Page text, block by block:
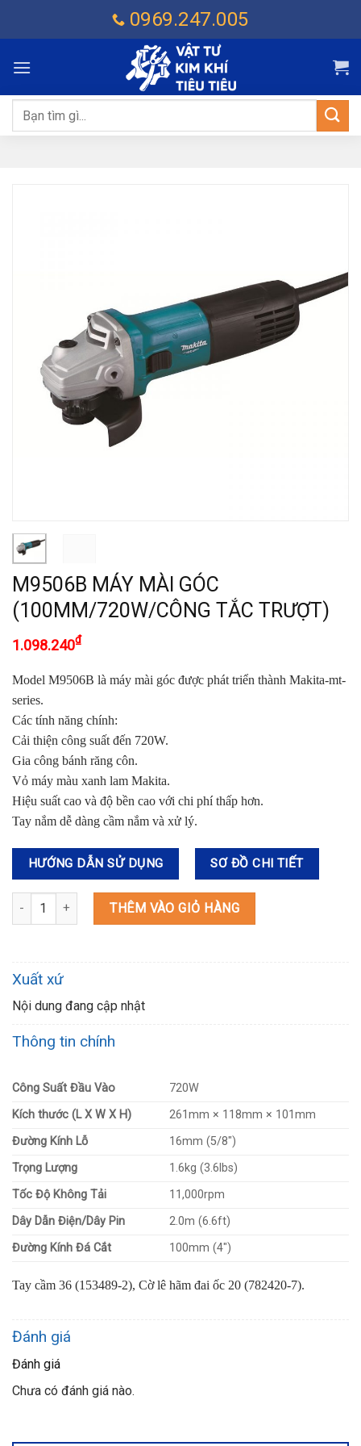
dung
0969.247.005
Tìm
kiếm:
M9506B MÁY MÀI GÓC
(100MM/720W/CÔNG TẮC TRƯỢT)
1.098.240₫
Model M9506B là máy mài góc được phát triển thành Makita-mt-
series.
Các tính năng chính:
Cải thiện công suất đến 720W.
Gia công bánh răng côn.
Vỏ máy màu xanh lam Makita.
Hiệu suất cao và độ bền cao với chi phí thấp hơn.
Tay nắm dễ dàng cầm nắm và xử lý.
HƯỚNG DẪN SỬ DỤNG SƠ ĐỒ CHI TIẾT
M9506B MÁY MÀI GÓC (100MM/720W/CÔNG TẮC TRƯỢT) số
THÊM VÀO GIỎ HÀNG
Xuất xứ
Nội dung đang cập nhật
Thông tin chính
Công Suất Đầu Vào
720W
Kích thước (L X W X H)
261mm × 118mm × 101mm
Đường Kính Lỗ
16mm (5/8″)
Trọng Lượng
1.6kg (3.6lbs)
Tốc Độ Không Tải
11,000rpm
Dây Dẫn Điện/Dây Pin
2.0m (6.6ft)
Đường Kính Đá Cắt
100mm (4″)
Tay cầm 36 (153489-2), Cờ lê hãm đai ốc 20 (782420-7).
Đánh giá
Đánh giá
Chưa có đánh giá nào.